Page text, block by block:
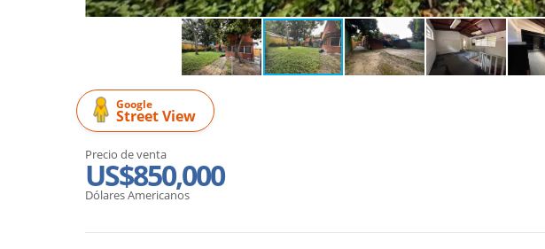
Google
Street View
Precio de venta
US$850,000
Dólares Americanos